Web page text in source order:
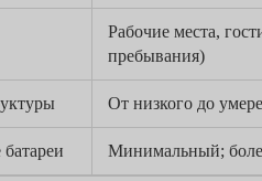
Рабочие места,
пребывания)
От низкого до
Минимальный;